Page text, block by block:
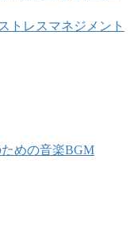
トレスマネジメント
めの音楽BGM